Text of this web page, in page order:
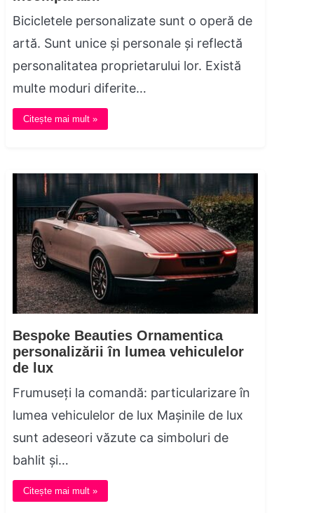
Bicicletele personalizate sunt o operă de
artă. Sunt unice și personale și reflectă
personalitatea proprietarului lor. Există
multe moduri diferite…
Citește mai mult »
Bespoke Beauties Ornamentica
personalizării în lumea vehiculelor
de lux
Frumuseți la comandă: particularizare în
lumea vehiculelor de lux Mașinile de lux
sunt adeseori văzute ca simboluri de
bahlit și…
Citește mai mult »